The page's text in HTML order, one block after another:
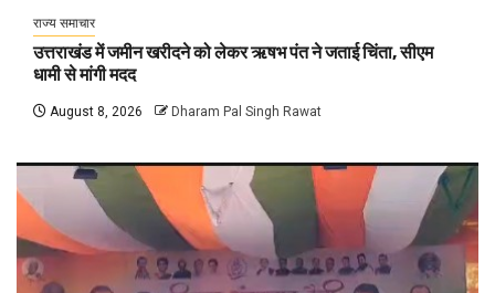
राज्य समाचार
उत्तराखंड में जमीन खरीदने को लेकर ऋषभ पंत ने जताई चिंता, सीएम
धामी से मांगी मदद
August 8, 2026 Dharam Pal Singh Rawat